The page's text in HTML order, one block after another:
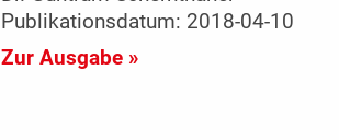
Publikationsdatum: 2018-04-10
Zur Ausgabe »